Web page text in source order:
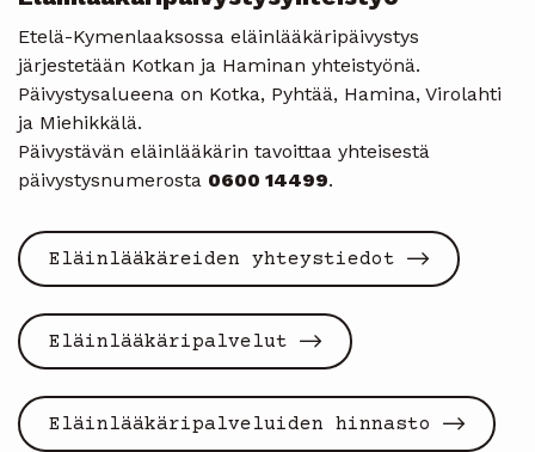
Etelä-Kymenlaaksossa eläinlääkäripäivystys
järjestetään Kotkan ja Haminan yhteistyönä.
Päivystysalueena on Kotka, Pyhtää, Hamina, Virolahti
ja Miehikkälä.
Päivystävän eläinlääkärin tavoittaa yhteisestä
päivystysnumerosta 0600 14499.
Eläinlääkäreiden yhteystiedot
Eläinlääkäripalvelut
Eläinlääkäripalveluiden hinnasto